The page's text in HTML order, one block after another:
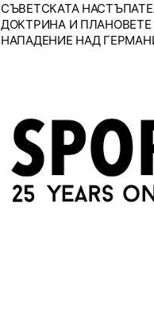
СЪВЕТСКАТА
ДОКТРИНА И
НАПАДЕНИЕ НАД